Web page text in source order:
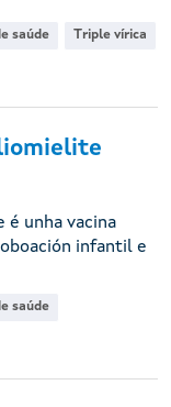
saúde Triple vírica
unha vacina
infantil e
saúde